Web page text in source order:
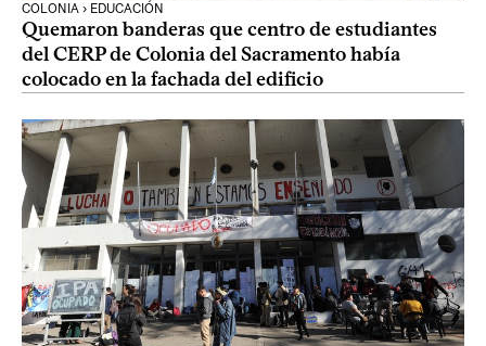
COLONIA › EDUCACIÓN
Quemaron banderas que centro de estudiantes
del CERP de Colonia del Sacramento había
colocado en la fachada del edificio